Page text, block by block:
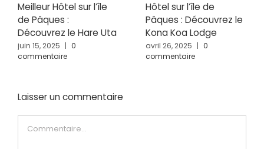
Meilleur Hôtel sur l’île
de Pâques :
Découvrez le Hare Uta
juin 15, 2025 | 0
commentaire
Hôtel sur l’île de
Pâques : Découvrez le
Kona Koa Lodge
avril 26, 2025 | 0
commentaire
Laisser un commentaire